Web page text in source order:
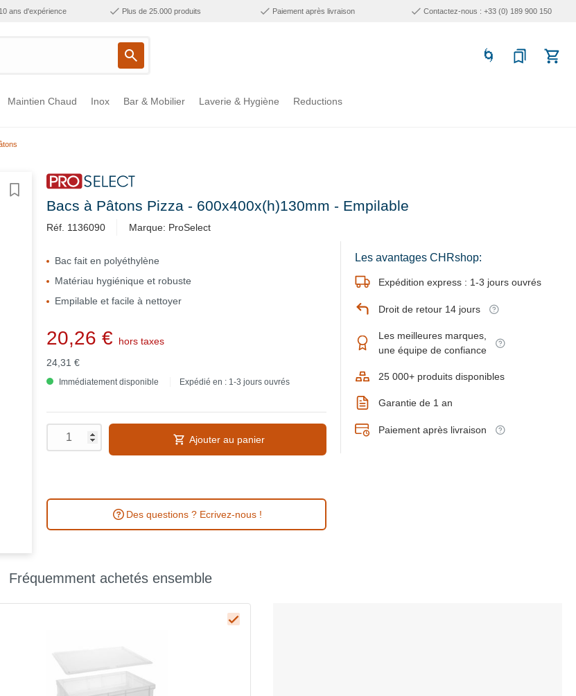
ans d'expérience Plus de 25.000 produits Paiement après livraison Contactez-nous : +33 (0) 189 900 150
Maintien Chaud Inox Bar & Mobilier Laverie & Hygiène Reductions
Bacs à Pâtons Pizza - 600x400x(h)130mm - Empilable
Réf. 1136090 Marque: ProSelect
Bac fait en polyéthylène
Matériau hygiénique et robuste
Empilable et facile à nettoyer
20,26 €
hors taxes
24,31 €
Immédiatement disponible Expédié en : 1-3 jours ouvrés
Ajouter au panier
Des questions ? Ecrivez-nous !
Les avantages CHRshop:
Expédition express : 1-3 jours ouvrés
Droit de retour 14 jours
Les meilleures marques,
une équipe de confiance
25 000+ produits disponibles
Garantie de 1 an
Paiement après livraison
Fréquemment achetés ensemble